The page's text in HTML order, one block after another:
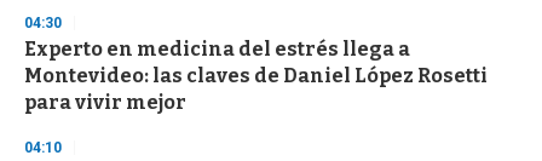
n
d
s
04:30
Experto en medicina del estrés llega a
Montevideo: las claves de Daniel López Rosetti
para vivir mejor
04:10